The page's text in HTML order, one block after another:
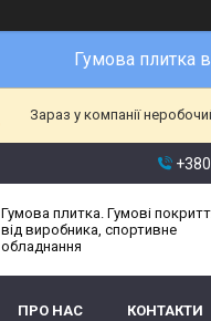
Гумова плитка
Зараз у компанії
Гумова плитка. Гумові
від виробника, спортивне
обладнання
ПРО НАС КОНТАКТИ